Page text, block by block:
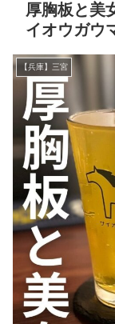
厚胸板と
イオウガウ
【兵庫】三宮